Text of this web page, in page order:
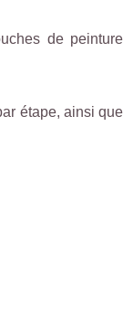
de peinture
étape, ainsi que